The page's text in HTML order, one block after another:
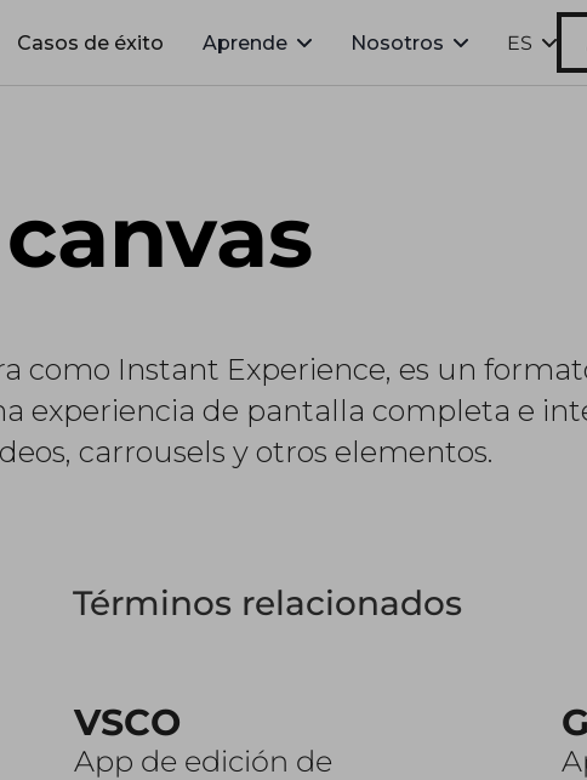
Casos de éxito Aprende Nosotros ES
como Instant Experience, es un
experiencia de pantalla completa e
carrousels y otros elementos.
Términos relacionados
VSCO
App de edición de